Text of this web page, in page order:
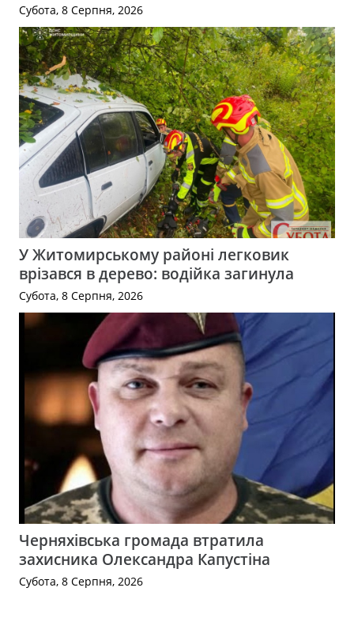
Субота, 8 Серпня, 2026
У Житомирському районі легковик
врізався в дерево: водійка загинула
Субота, 8 Серпня, 2026
Черняхівська громада втратила
захисника Олександра Капустіна
Субота, 8 Серпня, 2026